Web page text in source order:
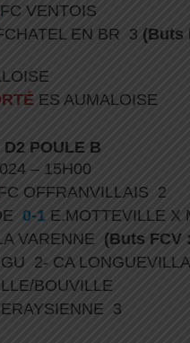
FC VENTOIS
EN BR 3 (Buts
ES AUMALOISE
D2 POULE B
– 15H00
OFFRANVILLAIS 2
0-1 E.MOTTEVILLE
VARENNE (Buts FCV
2- CA
BOUVILLE
3